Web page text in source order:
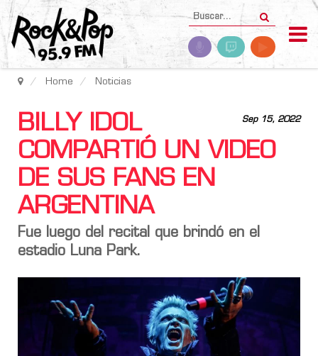
Home Noticias
Sep 15, 2022
BILLY IDOL
COMPARTIÓ UN VIDEO
DE SUS FANS EN
ARGENTINA
Fue luego del recital que brindó en el
estadio Luna Park.